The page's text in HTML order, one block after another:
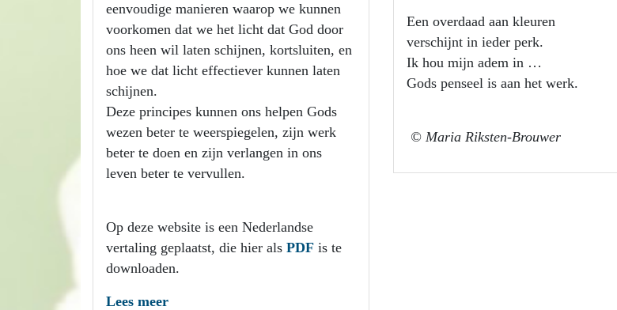
eenvoudige manieren waarop we kunnen
voorkomen dat we het licht dat God door
ons heen wil laten schijnen, kortsluiten, en
hoe we dat licht effectiever kunnen laten
schijnen.
Deze principes kunnen ons helpen Gods
wezen beter te weerspiegelen, zijn werk
beter te doen en zijn verlangen in ons
leven beter te vervullen.
Op deze website is een Nederlandse
vertaling geplaatst, die hier als PDF is te
downloaden.
Lees meer
Een overdaad aan kleuren
verschijnt in ieder perk.
Ik hou mijn adem in …
Gods penseel is aan het werk.
© Maria Riksten-Brouwer